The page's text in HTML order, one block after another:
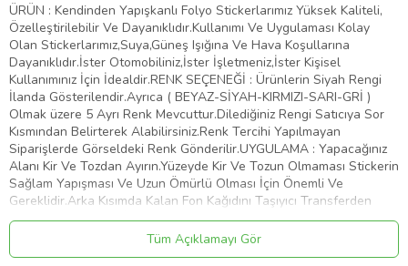
ÜRÜN : Kendinden Yapışkanlı Folyo Stickerlarımız Yüksek Kaliteli,
Özelleştirilebilir Ve Dayanıklıdır.Kullanımı Ve Uygulaması Kolay
Olan Stickerlarımız,Suya,Güneş Işığına Ve Hava Koşullarına
Dayanıklıdır.İster Otomobiliniz,İster İşletmeniz,İster Kişisel
Kullanımınız İçin İdealdir.RENK SEÇENEĞİ : Ürünlerin Siyah Rengi
İlanda Gösterilendir.Ayrıca ( BEYAZ-SİYAH-KIRMIZI-SARI-GRİ )
Olmak üzere 5 Ayrı Renk Mevcuttur.Dilediğiniz Rengi Satıcıya Sor
Kısmından Belirterek Alabilirsiniz.Renk Tercihi Yapılmayan
Siparişlerde Görseldeki Renk Gönderilir.UYGULAMA : Yapacağınız
Alanı Kir Ve Tozdan Ayırın.Yüzeyde Kir Ve Tozun Olmaması Stickerin
Sağlam Yapışması Ve Uzun Ömürlü Olması İçin Önemli Ve
Gereklidir.Arka Kısımda Kalan Fon Kağıdını Taşıyıcı Transferden
Dikkatlice Ayırın.Bu İşlemi Yaparken Stickerin Tüm Parçalarının
Taşıyıcıya Geçtiğinden Emin Olun.Taşıyıcı Transferi Belirlemiş
Olduğunuz Yüzeye Üstten Başlayarak Plastik Bir Kart İle Bastırıp
Tüm Açıklamayı Gör